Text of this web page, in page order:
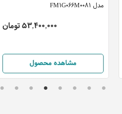
مدل FM1G066M0081
53,400,000 تومان
مشاهده محصول